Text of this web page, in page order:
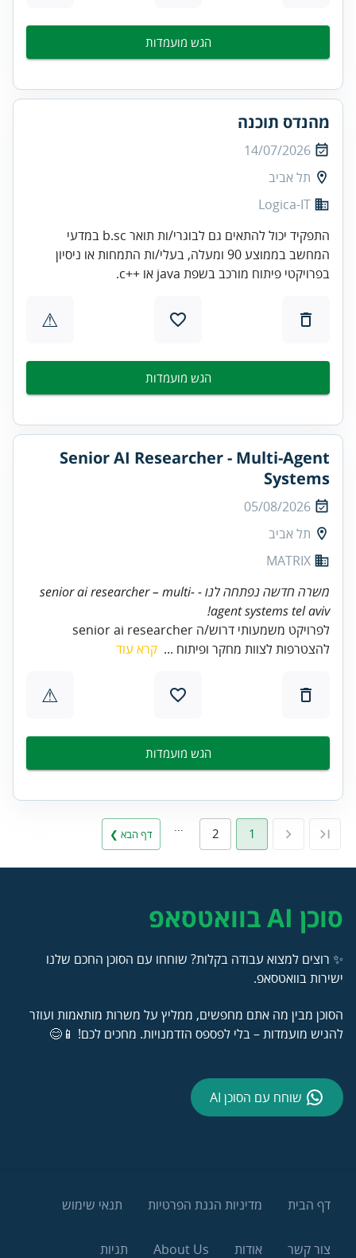
הגש מועמדות
מהנדס תוכנה
14/07/2026
תל אביב
Logica-IT
התפקיד יכול להתאים גם לבוגרי/ות תואר b.sc במדעי
המחשב בממוצע 90 ומעלה, בעלי/ות התמחות או ניסיון
בפרויקטי פיתוח מורכב בשפת java או ++c.
⚠
הגש מועמדות
Senior AI Researcher - Multi-Agent
Systems
05/08/2026
תל אביב
MATRIX
משרה חדשה נפתחה לנו - senior ai researcher – multi-
agent systems tel aviv!
לפרויקט משמעותי דרוש/ה senior ai researcher
להצטרפות לצוות מחקר ופיתוח ... קרא עוד
⚠
הגש מועמדות
1
2 דף הבא ❯
סוכן AI בוואטסאפ
✨ רוצים למצוא עבודה בקלות? שוחחו עם הסוכן החכם שלנו
ישירות בוואטסאפ.
הסוכן מבין מה אתם מחפשים, ממליץ על משרות מותאמות ועוזר
להגיש מועמדות – בלי לפספס הזדמנויות. מחכים לכם! 📱😊
שוחח עם הסוכן AI
דף הבית מדיניות הגנת הפרטיות תנאי שימוש
צור קשר אודות About Us תגיות